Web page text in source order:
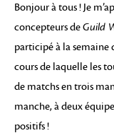
Bonjour à tous ! Je
concepteurs deGuild
participé à la semaine
cours de laquelle les
de matchs en trois
manche, à deux
positifs !